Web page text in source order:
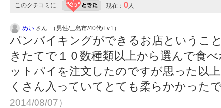
このクチコミに 現在： 0 人
めい さん （男性/三島市/40代/Lv.1）
パンバイキングができるお店というこ
きたてで１０数種類以上から選んで食
ットパイを注文したのですが思った以
くさん入っていてとても柔らかかった
2014/08/07）